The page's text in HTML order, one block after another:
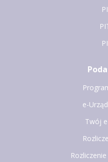
e-
Twój